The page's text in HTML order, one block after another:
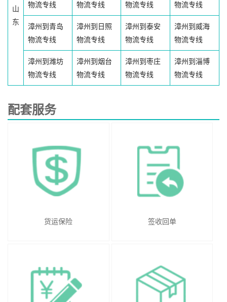
山
东
物流专线
物流专线
物流专线
物流专线
漳州到青岛
物流专线
漳州到日照
物流专线
漳州到泰安
物流专线
漳州到威海
物流专线
漳州到潍坊
物流专线
漳州到烟台
物流专线
漳州到枣庄
物流专线
漳州到淄博
物流专线
配套服务
货运保险 签收回单